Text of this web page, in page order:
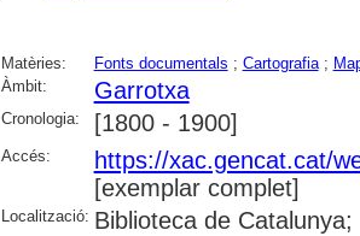
Matèries: Fonts documentals ; Cartografia;
Àmbit:
Garrotxa
Cronologia: [1800 - 1900]
Accés:
https://xac.gencat.cat/
[exemplar complet]
Localització: Biblioteca de